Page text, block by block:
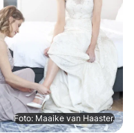
Foto: Maaike van Haaster.